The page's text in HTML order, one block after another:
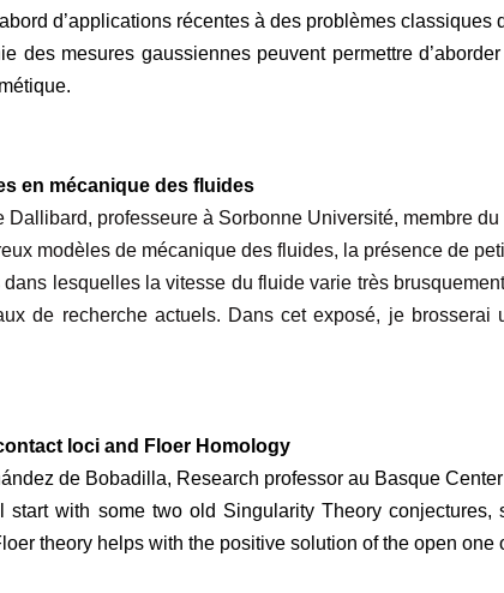
d’applications récentes à des problèmes
des mesures gaussiennes peuvent permettre
en mécanique des fluides
Dallibard, professeure à Sorbonne Université, membre
modèles de mécanique des fluides, la présence de
dans lesquelles la vitesse du fluide varie très
de recherche actuels. Dans cet exposé, je
loci and Floer Homology
de Bobadilla, Research professor au Basque
start with some two old Singularity Theory
theory helps with the positive solution of the open